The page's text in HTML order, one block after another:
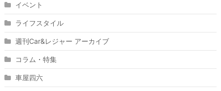
イベント
ライフスタイル
週刊Car&レジャー アーカイブ
コラム・特集
車屋四六